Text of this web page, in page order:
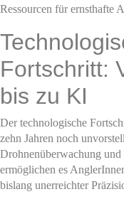
Ressourcen für ernsthafte
Fortschritt:
bis zu KI
Der technologische
zehn Jahren noch
Drohnenüberwachung und
ermöglichen es
bislang unerreichter